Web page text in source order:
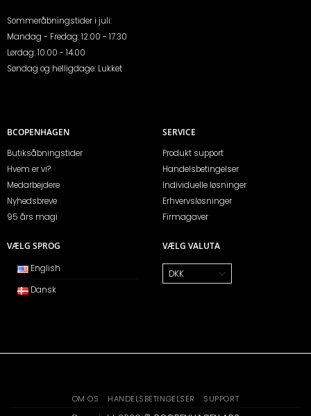
Sommeråbningstider i juli:
Mandag - Fredag: 12.00 - 17.30
Lørdag: 10.00 - 14.00
Søndag og helligdage: Lukket
BCOPENHAGEN
Butiksåbningstider
Hvem er vi?
Medarbejdere
Nyhedsbreve
95 års magi
VÆLG SPROG
English
Dansk
SERVICE
Produkt support
Handelsbetingelser
Individuelle løsninger
Erhvervsløsninger
Firmagaver
VÆLG VALUTA
OM OS HANDELSBETINGELSER SUPPORT